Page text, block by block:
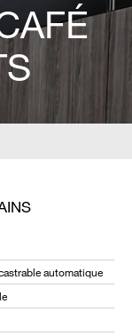
automatique